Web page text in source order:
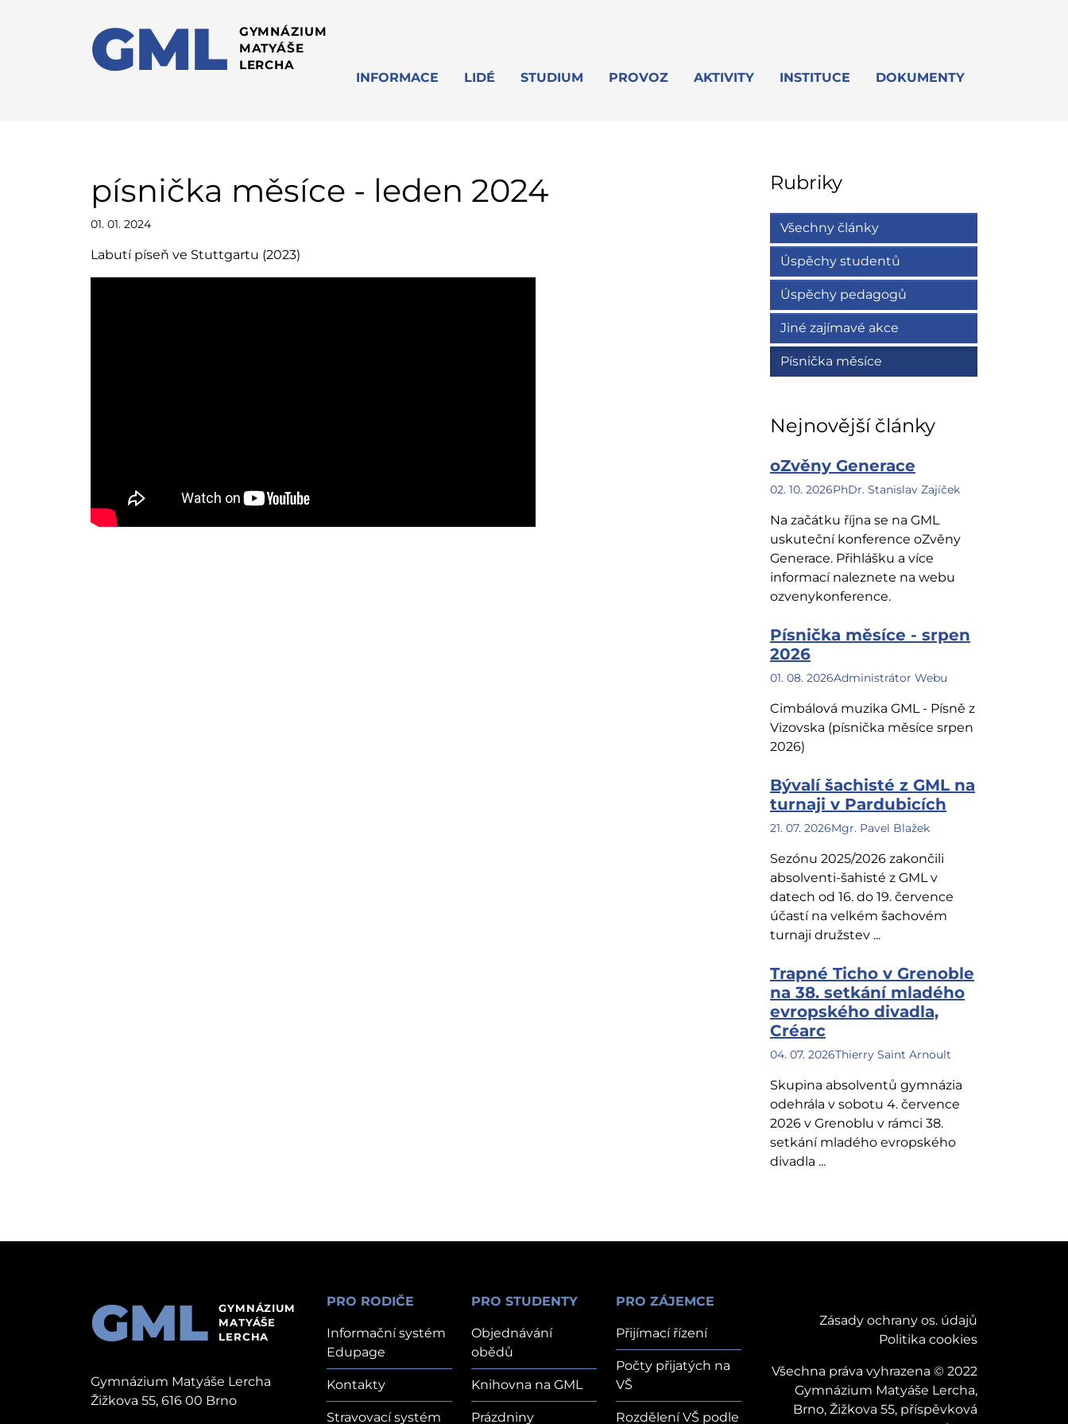
GML GYMNÁZIUM
MATYÁŠE
LERCHA
INFORMACE LIDÉ STUDIUM PROVOZ AKTIVITY INSTITUCE DOKUMENTY
písnička měsíce - leden 2024
01. 01. 2024
Labutí píseň ve Stuttgartu (2023)
Rubriky
Všechny články
Úspěchy studentů
Úspěchy pedagogů
Jiné zajímavé akce
Písnička měsíce
Nejnovější články
oZvěny Generace
02. 10. 2026PhDr. Stanislav Zajíček
Na začátku října se na GML
uskuteční konference oZvěny
Generace. Přihlášku a více
informací naleznete na webu
ozvenykonference.
Písnička měsíce - srpen
2026
01. 08. 2026Administrátor Webu
Cimbálová muzika GML - Písně z
Vizovska (písnička měsíce srpen
2026)
Bývalí šachisté z GML na
turnaji v Pardubicích
21. 07. 2026Mgr. Pavel Blažek
Sezónu 2025/2026 zakončili
absolventi-šahisté z GML v
datech od 16. do 19. července
účastí na velkém šachovém
turnaji družstev ...
Trapné Ticho v Grenoble
na 38. setkání mladého
evropského divadla,
Créarc
04. 07. 2026Thierry Saint Arnoult
Skupina absolventů gymnázia
odehrála v sobotu 4. července
2026 v Grenoblu v rámci 38.
setkání mladého evropského
divadla ...
GML
GYMNÁZIUM
MATYÁŠE
LERCHA
Gymnázium Matyáše Lercha
Žižkova 55, 616 00 Brno
PRO RODIČE
Informační systém
Edupage
Kontakty
Stravovací systém
PRO STUDENTY
Objednávání
obědů
Knihovna na GML
Prázdniny
PRO ZÁJEMCE
Přijímací řízení
Počty přijatých na
VŠ
Rozdělení VŠ podle
Zásady ochrany os. údajů
Politika cookies
Všechna práva vyhrazena © 2022
Gymnázium Matyáše Lercha,
Brno, Žižkova 55, příspěvková